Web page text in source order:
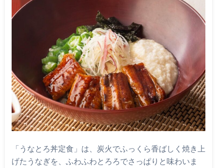
「うなとろ丼定食」は、炭火でふっくら香ばしく焼き上
げたうなぎを、ふわふわとろろでさっぱりと味わいま